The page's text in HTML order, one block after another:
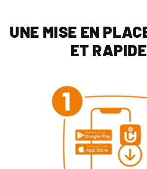
UNE MISE EN
ET RAPIDE